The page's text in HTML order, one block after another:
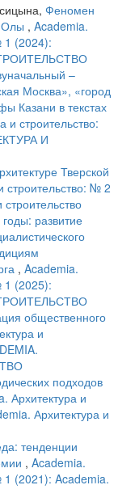
Феномен
Олы , Academia.
1 (2024):
–
Москва», «город
Казани в текстах
и строительство:
И
Тверской
строительство: № 2
развитие
, Academia.
1 (2025):
общественного
и
подходов
Архитектура и
Архитектура и
тенденции
, Academia.
1 (2021): Academia.